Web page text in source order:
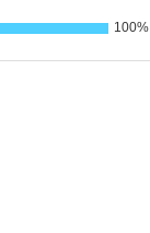
100%